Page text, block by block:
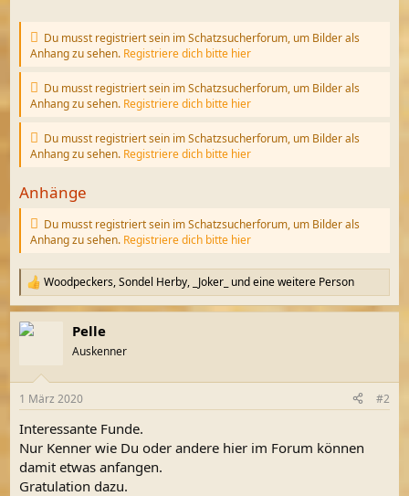
Du musst registriert sein im Schatzsucherforum, um Bilder als
Anhang zu sehen. Registriere dich bitte hier
Du musst registriert sein im Schatzsucherforum, um Bilder als
Anhang zu sehen. Registriere dich bitte hier
Du musst registriert sein im Schatzsucherforum, um Bilder als
Anhang zu sehen. Registriere dich bitte hier
Anhänge
Du musst registriert sein im Schatzsucherforum, um Bilder als
Anhang zu sehen. Registriere dich bitte hier
R
e
a
k
e
:
Woodpeckers,Sondel Herby, _Joker_ und eine weitere Person
Pelle
Auskenner
1 März 2020 #2
Interessante Funde.
Nur Kenner wie Du oder andere hier im Forum können
damit etwas anfangen.
Gratulation dazu.